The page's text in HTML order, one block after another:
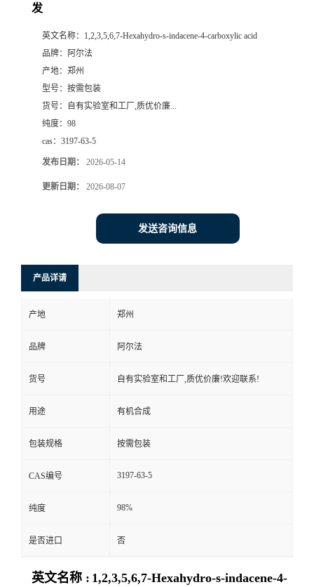
言
发
英文名称： 1,2,3,5,6,7-Hexahydro-s-indacene-4-carboxylic acid
品牌：
阿尔法
产地： 郑州
型号： 按需包装
货号：
自有实验室和工厂,质优价廉...
纯度： 98
cas： 3197-63-5
发布日期： 2026-05-14
更新日期： 2026-08-07
发送咨询信息
产品详请
产地 郑州
品牌 阿尔法
货号 自有实验室和工厂,质优价廉!欢迎联系!
用途 有机合成
包装规格 按需包装
CAS编号 3197-63-5
纯度 98%
是否进口 否
英文名称 : 1,2,3,5,6,7-Hexahydro-s-indacene-4-